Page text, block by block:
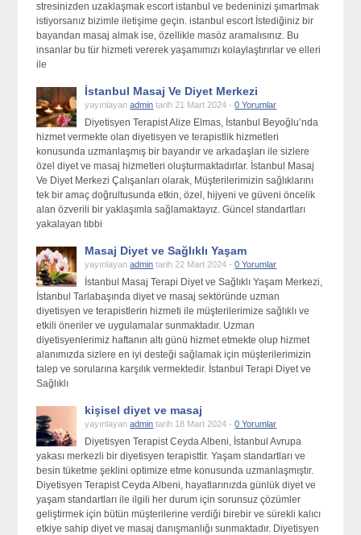
stresinizden uzaklaşmak escort istanbul ve bedeninizi şımartmak
istiyorsanız bizimle iletişime geçin. istanbul escort İstediğiniz bir
bayandan masaj almak ise, özellikle masöz aramalısınız. Bu
insanlar bu tür hizmeti vererek yaşamımızı kolaylaştırırlar ve elleri
ile
İstanbul Masaj Ve Diyet Merkezi
yayınlayanadmin tarih 21 Mart 2024 -0 Yorumlar
Diyetisyen Terapist Alize Elmas, İstanbul Beyoğlu’nda
hizmet vermekte olan diyetisyen ve terapistlik hizmetleri
konusunda uzmanlaşmış bir bayandır ve arkadaşları ile sizlere
özel diyet ve masaj hizmetleri oluşturmaktadırlar. İstanbul Masaj
Ve Diyet Merkezi Çalışanları olarak, Müşterilerimizin sağlıklarını
tek bir amaç doğrultusunda etkin, özel, hijyeni ve güveni öncelik
alan özverili bir yaklaşımla sağlamaktayız. Güncel standartları
yakalayan tıbbi
Masaj Diyet ve Sağlıklı Yaşam
yayınlayanadmin tarih 22 Mart 2024 -0 Yorumlar
İstanbul Masaj Terapi Diyet ve Sağlıklı Yaşam Merkezi,
İstanbul Tarlabaşında diyet ve masaj sektöründe uzman
diyetisyen ve terapistlerin hizmeti ile müşterilerimize sağlıklı ve
etkili öneriler ve uygulamalar sunmaktadır. Uzman
diyetisyenlerimiz haftanın altı günü hizmet etmekte olup hizmet
alanımızda sizlere en iyi desteği sağlamak için müşterilerimizin
talep ve sorularına karşılık vermektedir. İstanbul Terapi Diyet ve
Sağlıklı
kişisel diyet ve masaj
yayınlayanadmin tarih 18 Mart 2024 -0 Yorumlar
Diyetisyen Terapist Ceyda Albeni, İstanbul Avrupa
yakası merkezli bir diyetisyen terapisttir. Yaşam standartları ve
besin tüketme şeklini optimize etme konusunda uzmanlaşmıştır.
Diyetisyen Terapist Ceyda Albeni, hayatlarınızda günlük diyet ve
yaşam standartları ile ilgili her durum için sorunsuz çözümler
geliştirmek için bütün müşterilerine verdiği birebir ve sürekli kalıcı
etkiye sahip diyet ve masaj danışmanlığı sunmaktadır. Diyetisyen